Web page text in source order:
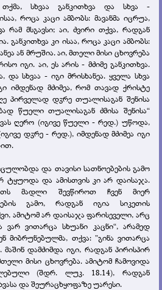
თქმა, სხვაა განკითხვა და სხვა -
როცა კაცი ამბობს: მავანმა იცრუა,
რამ მსგავსი; აი, ძვირი თქვა, რადგან
განკითხვა კი ისაა, როცა კაცი ამბობს:
ან მრუშია. აი, მთელი მისი ცხოვრება
იგი. აი, ეს არის - მძიმე განკითხვა.
და სხვაა - იგი მრისხანეა. ყველა სხვა
იმდენად მძიმეა, რომ თავად ქრისტე
პირველად დჳრე თუალისაგან შენისა
წუელი თუალისაგან ძმისა შენისა“
ღერო (იგივე წუელი - რედ.) უწოდა,
დჳრე - რედ.), იმდენად მძიმეა იგი
და თავისი სათნოებების გამო
ტყუოდა და ამისთვის კი არ დაისაჯა.
მადლი შევწიროთ ჩვენ მიერ
გამო, რადგან იგია სიკეთის
ამიტომ არ დაისაჯა ფარისეველი, არც
ვარ ვითარცა სხუანი კაცნი“, არამედ
მიბრუნებულმა, თქვა: ”გინა ვითარცა
დამძიმდა იგი, რადგან პირისპირ
მისი ცხოვრება. ამიტომ ჩამოვიდა
(შდრ. ლუკ. 18.14), რადგან
და შეურაცხყოფაზე უარესი.